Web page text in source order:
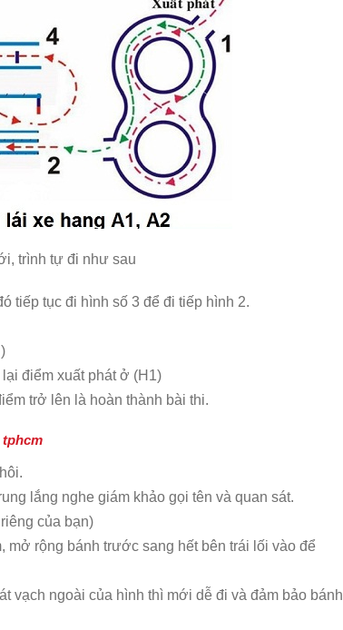
trình tự đi như sau
tiếp tục đi hình số 3 để đi tiếp hình 2.
điểm xuất phát ở (H1)
trở lên là hoàn thành bài thi.
tphcm
lắng nghe giám khảo gọi tên và quan sát.
của bạn)
mở rộng bánh trước sang hết bên trái lối vào để
vạch ngoài của hình thì mới dễ đi và đảm bảo bánh